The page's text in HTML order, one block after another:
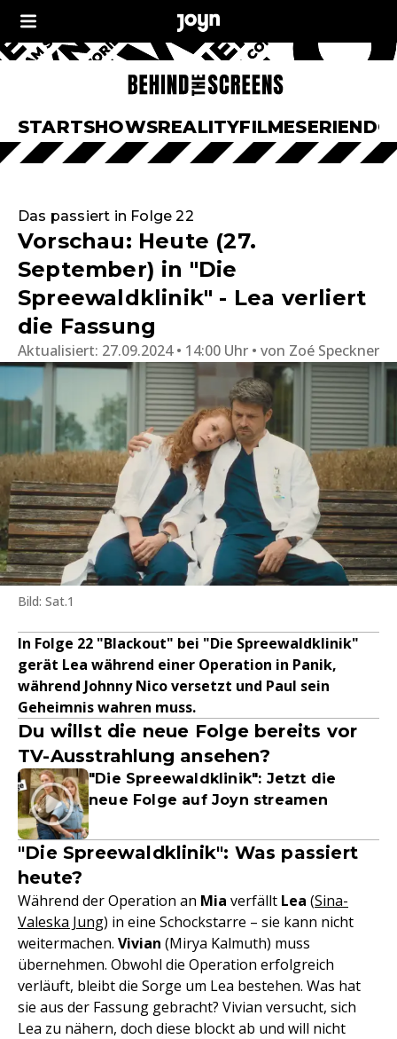
STARTSHOWSREALITYFILMESERIEN
Das passiert in Folge 22
Vorschau: Heute (27.
September) in "Die
Spreewaldklinik" - Lea verliert
die Fassung
Aktualisiert: 27.09.2024 • 14:00 Uhr von Zoé Speckner
Bild: Sat.1
In Folge 22 "Blackout" bei "Die Spreewaldklinik"
gerät Lea während einer Operation in Panik,
während Johnny Nico versetzt und Paul sein
Geheimnis wahren muss.
Du willst die neue Folge bereits vor
TV-Ausstrahlung ansehen?
"Die Spreewaldklinik": Jetzt die
neue Folge auf Joyn streamen
"Die Spreewaldklinik": Was passiert
heute?
Während der Operation an Mia verfällt Lea (Sina-
Valeska Jung) in eine Schockstarre – sie kann nicht
weitermachen. Vivian (Mirya Kalmuth) muss
übernehmen. Obwohl die Operation erfolgreich
verläuft, bleibt die Sorge um Lea bestehen. Was hat
sie aus der Fassung gebracht? Vivian versucht, sich
Lea zu nähern, doch diese blockt ab und will nicht